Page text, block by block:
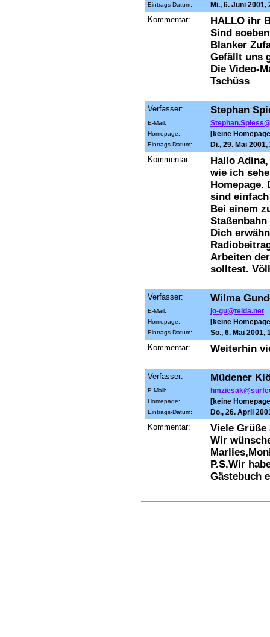
Eintrags-Datum: Mi., 6. Juni
Kommentar:
HALLO ihr
Sind
Blanker
Gefällt uns
Die Video-
Tschüss
Verfasser: Stephan
E-Mail:
Homepage: [keine
Eintrags-Datum: Di., 29. Mai
Kommentar:
Hallo Adina,
wie ich
Homepage.
sind
Bei einem
Dich
Arbeiten
solltest.
Verfasser: Wilma
E-Mail: jo-gu@telda.net
Homepage: [keine
Eintrags-Datum: So., 6. Mai 2001,
Kommentar: Weiterhin
Verfasser: Müdener
E-Mail:
Homepage: [keine
Eintrags-Datum: Do., 26. April
Kommentar:
Viele Grüße
Wir
P.S.Wir
Gästebuch